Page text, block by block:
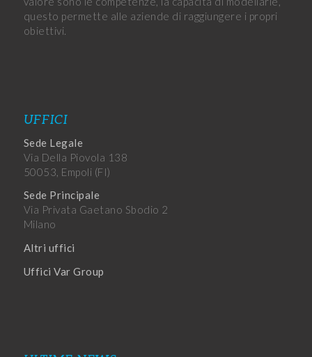
questo permette alle aziende di raggiungere i propri
obiettivi.
UFFICI
Sede Legale
Via Della Piovola 138
50053, Empoli (FI)
Sede Principale
Via Privata Gaetano Sbodio 2
Milano
Altri uffici
Uffici Var Group